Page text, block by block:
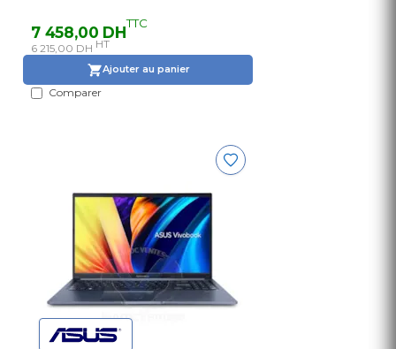
7 458,00 DHTTC
6 215,00 DH HT
Ajouter au panier
Comparer